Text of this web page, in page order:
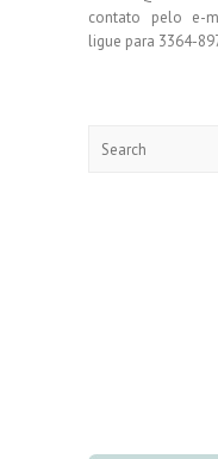
contato pelo e-
ligue para 3364-